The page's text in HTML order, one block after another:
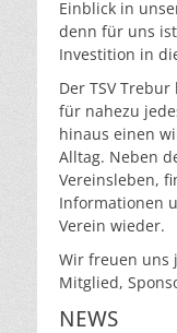
Veröffentlicht
am:
nach
Dirk
Weigel
Veröffentlicht
am:
nach
Dirk
Weigel
Veröffentlicht
am:
nach
Dirk
Weigel
Veröffentlicht
am:
nach
Dirk
Weigel
Veröffentlicht
am:
nach
Dirk
Weigel
Einblick in
denn für uns
Investition in
Der TSV
für nahezu
hinaus einen
Alltag. Neben
Vereinsleben,
Informationen
Verein wieder.
Wir freuen uns
Mitglied,
NEWS